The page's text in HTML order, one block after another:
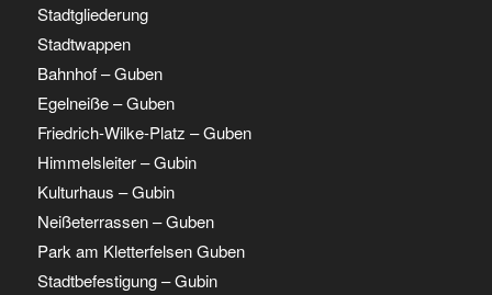
Stadtgliederung
Stadtwappen
Bahnhof – Guben
Egelneiße – Guben
Friedrich-Wilke-Platz – Guben
Himmelsleiter – Gubin
Kulturhaus – Gubin
Neißeterrassen – Guben
Park am Kletterfelsen Guben
Stadtbefestigung – Gubin